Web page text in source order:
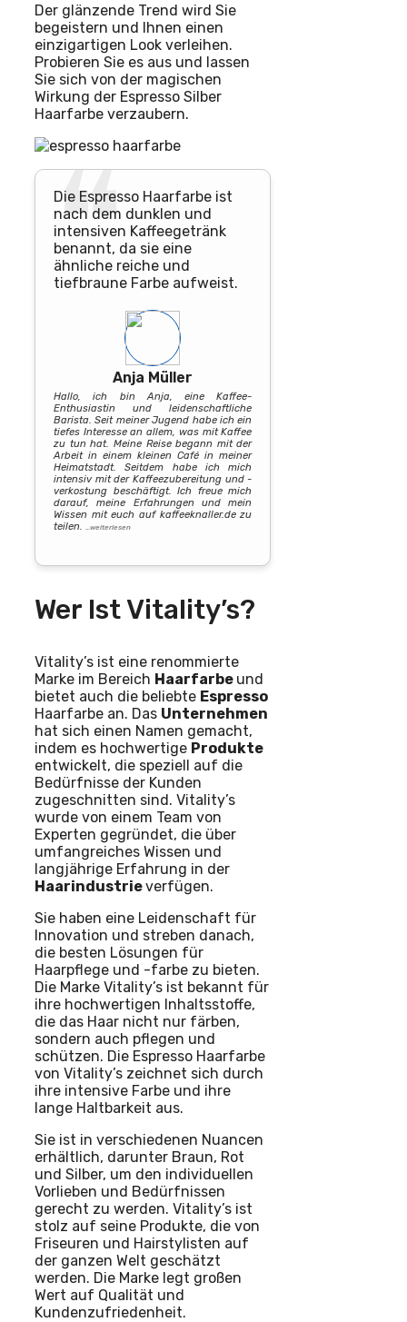
Der glänzende Trend wird Sie
begeistern und Ihnen einen
einzigartigen Look verleihen.
Probieren Sie es aus und lassen
Sie sich von der magischen
Wirkung der Espresso Silber
Haarfarbe verzaubern.
Die Espresso Haarfarbe ist
nach dem dunklen und
intensiven Kaffeegetränk
benannt, da sie eine
ähnliche reiche und
tiefbraune Farbe aufweist.
Anja Müller
Hallo, ich bin Anja, eine Kaffee-
Enthusiastin und leidenschaftliche
Barista. Seit meiner Jugend habe ich ein
tiefes Interesse an allem, was mit Kaffee
zu tun hat. Meine Reise begann mit der
Arbeit in einem kleinen Café in meiner
Heimatstadt. Seitdem habe ich mich
intensiv mit der Kaffeezubereitung und -
verkostung beschäftigt. Ich freue mich
darauf, meine Erfahrungen und mein
Wissen mit euch auf kaffeeknaller.de zu
teilen. …weiterlesen
Wer Ist Vitality’s?
Vitality’s ist eine renommierte
Marke im Bereich Haarfarbe und
bietet auch die beliebte Espresso
Haarfarbe an. Das Unternehmen
hat sich einen Namen gemacht,
indem es hochwertige Produkte
entwickelt, die speziell auf die
Bedürfnisse der Kunden
zugeschnitten sind. Vitality’s
wurde von einem Team von
Experten gegründet, die über
umfangreiches Wissen und
langjährige Erfahrung in der
Haarindustrieverfügen.
Sie haben eine Leidenschaft für
Innovation und streben danach,
die besten Lösungen für
Haarpflege und -farbe zu bieten.
Die Marke Vitality’s ist bekannt für
ihre hochwertigen Inhaltsstoffe,
die das Haar nicht nur färben,
sondern auch pflegen und
schützen. Die Espresso Haarfarbe
von Vitality’s zeichnet sich durch
ihre intensive Farbe und ihre
lange Haltbarkeit aus.
Sie ist in verschiedenen Nuancen
erhältlich, darunter Braun, Rot
und Silber, um den individuellen
Vorlieben und Bedürfnissen
gerecht zu werden. Vitality’s ist
stolz auf seine Produkte, die von
Friseuren und Hairstylisten auf
der ganzen Welt geschätzt
werden. Die Marke legt großen
Wert auf Qualität und
Kundenzufriedenheit.